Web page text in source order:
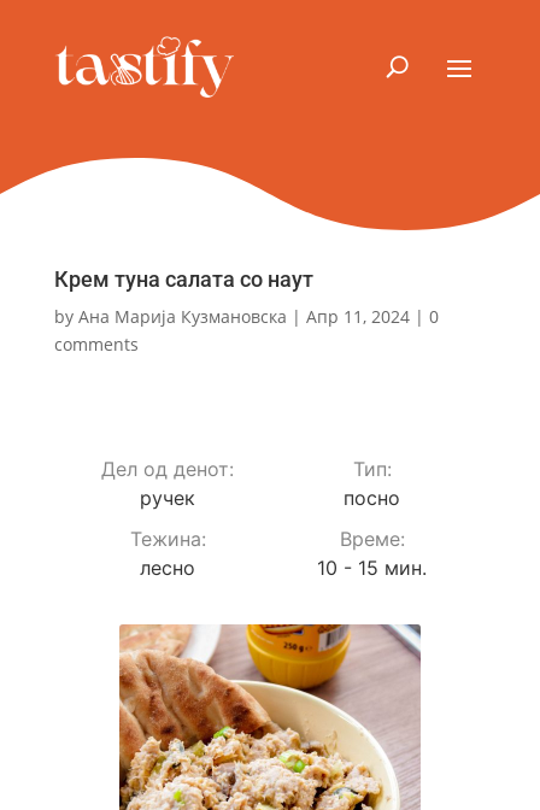
Крем туна салата со наут
by Ана Марија Кузмановска | Апр 11, 2024| 0
comments
Дел од денот:
ручек
Тип:
посно
Teжина:
лесно
Време:
10 - 15 мин.